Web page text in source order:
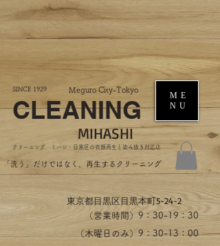
SINCE 1929
CLEANING
Meguro City-Tokyo
MIHASHI
​クリーニング ミハシ・目黒区の衣類再生と染み抜き対応店
ME
NU
​東京都目黒区目黒本町5-24-2
（営業時間）​9：30-19：30
（木曜日のみ）9：30-13：00
​「洗う」だけではなく、再生するクリーニング